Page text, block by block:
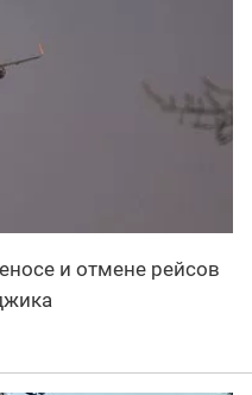
и отмене рейсов